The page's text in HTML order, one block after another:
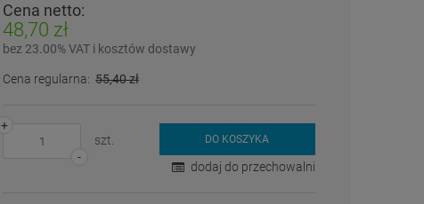
Cena netto:
48,70 zł
bez 23.00% VAT i kosztów dostawy
Cena regularna: 55,40 zł
-
+
szt.
DO KOSZYKA
dodaj do przechowalni